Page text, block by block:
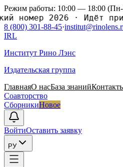
Режим работы: 10:00 — 18:00
номер 2026· Идёт
8 (800) 301-88-45·
IRL
Институт Рино Лэнс
Издательская группа
ГлавнаяО насБаза знаний
Соавторство
СборникиНовое
ВойтиОставить заявку
РУ